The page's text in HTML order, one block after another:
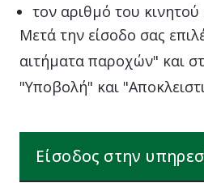
τον αριθμό του
Μετά την είσοδο σας
αιτήματα παροχών" και
"Υποβολή" και
Είσοδος στην